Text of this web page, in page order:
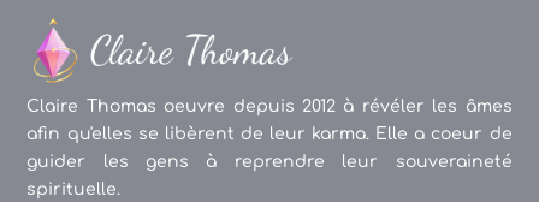
Claire Thomas oeuvre depuis 2012 à révéler les âmes
afin qu'elles se libèrent de leur karma. Elle a coeur de
guider les gens à reprendre leur souveraineté
spirituelle.